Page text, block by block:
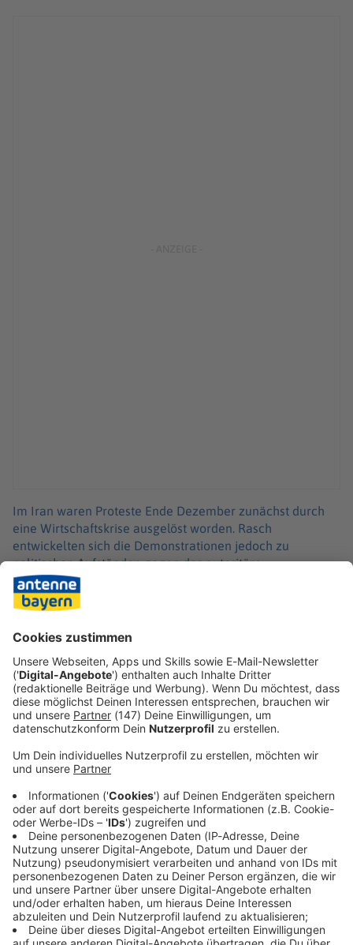
Im Iran waren Proteste Ende Dezember zunächst durch
eine Wirtschaftskrise ausgelöst worden. Rasch
entwickelten sich die Demonstrationen jedoch zu
politischen Aufständen gegen das autoritäre
Herrschaftssystem der Islamischen Republik. Der
Sicherheitsapparat ging brutal gegen die Proteste vor und
schlug sie nieder. Tausende Demonstranten wurden
getötet. Trump reagierte darauf wiederholt mit
Eskalation in der Region.